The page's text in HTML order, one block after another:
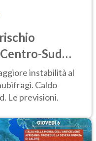
Sud
instabilità al
Caldo
Le previsioni.